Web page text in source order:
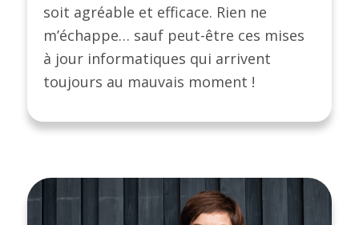
soit agréable et efficace. Rien ne
m’échappe… sauf peut-être ces mises
à jour informatiques qui arrivent
toujours au mauvais moment !